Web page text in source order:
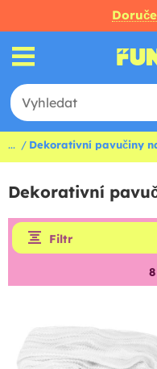
... Dekorativní pavučiny
Dekorativní
Filtr
8